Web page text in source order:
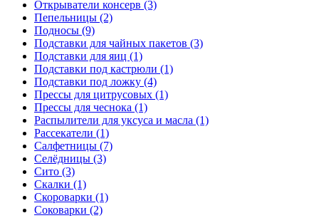
Открыватели консерв (3)
Пепельницы (2)
Подносы (9)
Подставки для чайных пакетов (3)
Подставки для яиц (1)
Подставки под кастрюли (1)
Подставки под ложку (4)
Прессы для цитрусовых (1)
Прессы для чеснока (1)
Распылители для уксуса и масла (1)
Рассекатели (1)
Салфетницы (7)
Селёдницы (3)
Сито (3)
Скалки (1)
Скороварки (1)
Соковарки (2)